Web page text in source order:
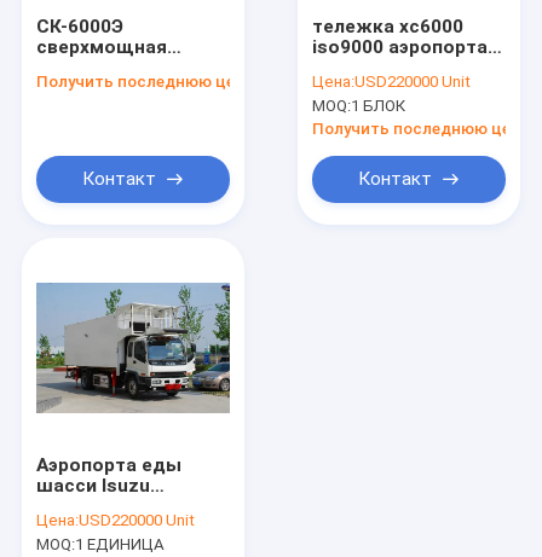
СК-6000Э
сверхмощная
общественного
питания аэропорта
Получить последнюю цену
Контакт
тележка xc6000
iso9000 аэропорта
аттестовала
Цена:USD220000 Unit
MOQ:1 БЛОК
Получить последнюю цену
Контакт
Аэропорта еды
шасси Isuzu
поставляя еду
Цена:USD220000 Unit
MOQ:1 ЕДИНИЦА